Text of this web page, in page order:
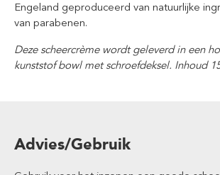
Engeland geproduceerd van natuurlijke
van parabenen.
Deze scheercrème wordt geleverd in een
kunststof bowl met schroefdeksel. Inhoud
Advies/Gebruik